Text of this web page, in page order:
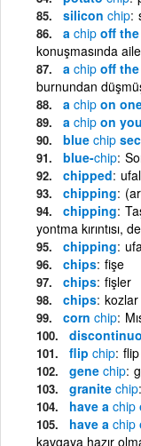
silicon chip
a chip off
konuşmasında
a chip off
burnundan
a chip on
a chip on
blue chip
blue-chip
chipped
chipping
chipping
yontma kırıntısı,
chipping
chips fişe
chips fişler
chips kozlar
corn chip
flip chip
gene chip
granite chip
have a chip
have a chip
kavgaya hazır